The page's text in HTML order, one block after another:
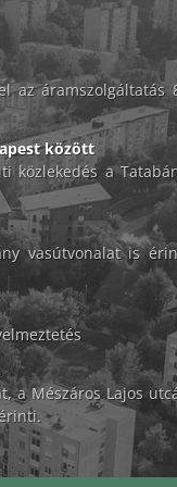
az áramszolgáltatás
között
közlekedés a
vasútvonalat is
a Mészáros Lajos